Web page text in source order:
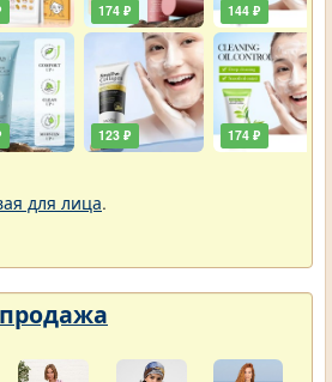
174 ₽
123 ₽
144 ₽
174 ₽
для лица.